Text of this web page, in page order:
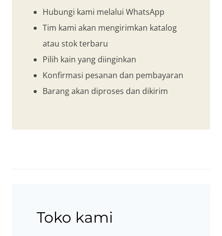
Hubungi kami melalui WhatsApp
Tim kami akan mengirimkan katalog
atau stok terbaru
Pilih kain yang diinginkan
Konfirmasi pesanan dan pembayaran
Barang akan diproses dan dikirim
Toko kami